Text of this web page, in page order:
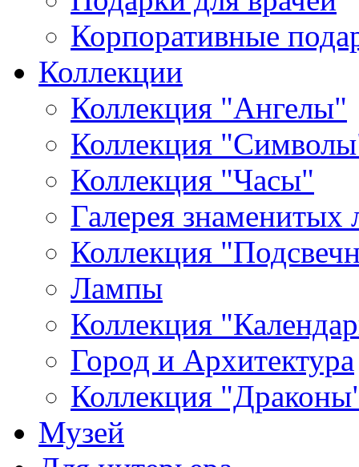
Корпоративные
Коллекции
Коллекция "Ангелы"
Коллекция
Коллекция "Часы"
Галерея знаменитых
Коллекция
Лампы
Коллекция
Город и Архитектура
Коллекция
Музей